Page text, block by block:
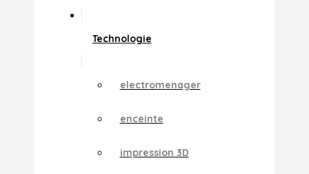
Technologie
electromenager
enceinte
impression 3D